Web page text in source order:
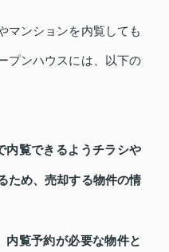
マンションを内覧しても
プンハウスには、以下の
内覧できるようチラシや
ため、売却する物件の情
内覧予約が必要な物件と